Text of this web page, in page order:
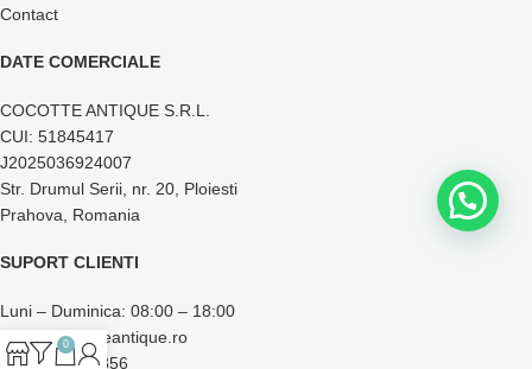
Contact
DATE COMERCIALE
COCOTTE ANTIQUE S.R.L.
CUI: 51845417
J2025036924007
Str. Drumul Serii, nr. 20, Ploiesti
Prahova, Romania
SUPORT CLIENTI
Luni – Duminica: 08:00 – 18:00
office@cocotteantique.ro
+40 733 174 856
0